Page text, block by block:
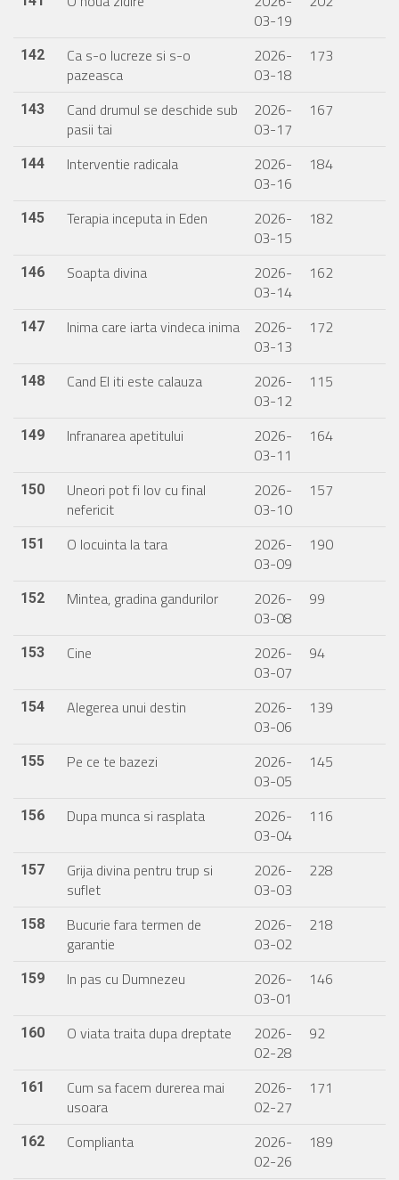
03-19
142
Ca s-o lucreze si s-o
pazeasca
2026-
03-18
173
143
Cand drumul se deschide sub
pasii tai
2026-
03-17
167
144 Interventie radicala
2026-
03-16
184
145 Terapia inceputa in Eden
2026-
03-15
182
146 Soapta divina
2026-
03-14
162
147 Inima care iarta vindeca inima
2026-
03-13
172
148 Cand El iti este calauza
2026-
03-12
115
149 Infranarea apetitului
2026-
03-11
164
150
Uneori pot fi Iov cu final
nefericit
2026-
03-10
157
151 O locuinta la tara
2026-
03-09
190
152 Mintea, gradina gandurilor
2026-
03-08
99
153 Cine
2026-
03-07
94
154 Alegerea unui destin
2026-
03-06
139
155 Pe ce te bazezi
2026-
03-05
145
156 Dupa munca si rasplata
2026-
03-04
116
157
Grija divina pentru trup si
suflet
2026-
03-03
228
158
Bucurie fara termen de
garantie
2026-
03-02
218
159 In pas cu Dumnezeu
2026-
03-01
146
160 O viata traita dupa dreptate
2026-
02-28
92
161
Cum sa facem durerea mai
usoara
2026-
02-27
171
162 Complianta
2026-
02-26
189